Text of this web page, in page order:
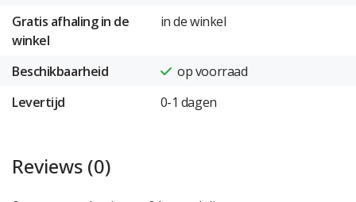
Gratis afhaling in de
winkel
in de winkel
Beschikbaarheid
op voorraad
Levertijd
0-1 dagen
Reviews (0)